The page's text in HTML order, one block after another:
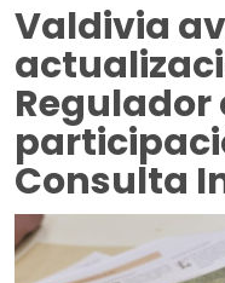
Valdivia
Regulador
Consulta